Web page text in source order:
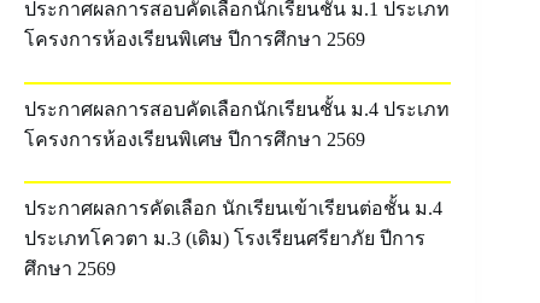
ประกาศผลการสอบคัดเลือกนักเรียนชั้น ม.1 ประเภท
โครงการห้องเรียนพิเศษ ปีการศึกษา 2569
ประกาศผลการสอบคัดเลือกนักเรียนชั้น ม.4 ประเภท
โครงการห้องเรียนพิเศษ ปีการศึกษา 2569
ประกาศผลการคัดเลือก นักเรียนเข้าเรียนต่อชั้น ม.4
ประเภทโควตา ม.3 (เดิม) โรงเรียนศรียาภัย ปีการ
ศึกษา 2569